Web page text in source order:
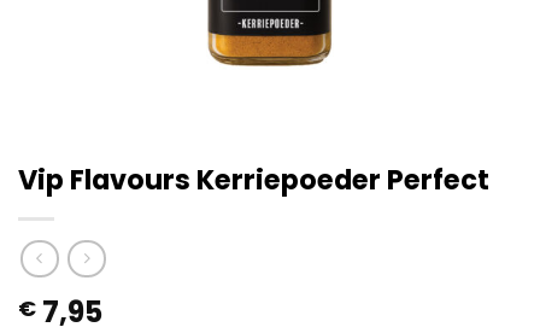
Vip Flavours Kerriepoeder Perfect
€ 7,95